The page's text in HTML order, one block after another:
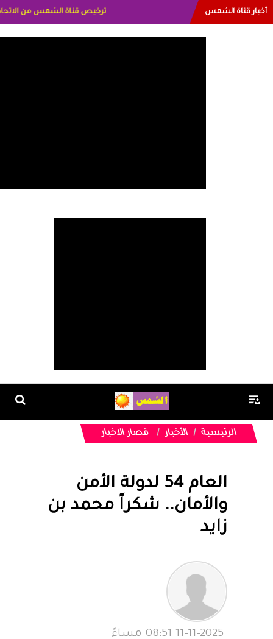
أخبار قناة الشمس
الرئيسية الأخبار قصار الاخبار
العام 54 لدولة الأمن
والأمان.. شكراً محمد بن
زايد